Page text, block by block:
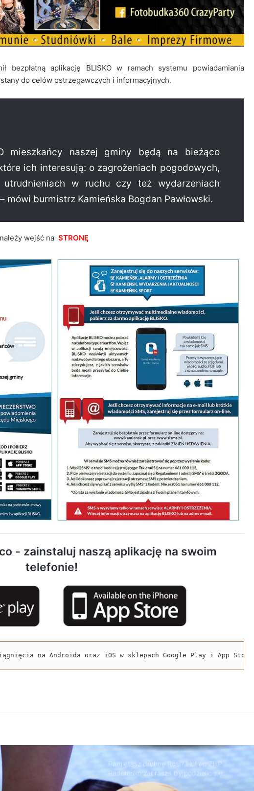
bezpłatną aplikację BLISKO w ramach systemu powiadamiania
do celów ostrzegawczych i informacyjnych.
mieszkańcy naszej gminy będą na bieżąco
ich interesują: o zagrożeniach pogodowych,
w ruchu czy też wydarzeniach
burmistrz Kamieńska Bogdan Pawłowski.
wejść na STRONĘ
- zainstaluj naszą aplikację na swoim
telefonie!
na Androida oraz iOS w sklepach Google Play i App Store.
Uwaga! Dziś na wieczór i w nocy możliwy
silny deszcz z burzami
Poradnik bezpieczeństwa przetłumaczony
na język migowy
Jak zmieni się urząd gminy w Żytnie dla
osób niepełnosprawnych?
Zgłosiły się cztery firmy
Ruszyły zapisy na warsztaty ochrony
ludności